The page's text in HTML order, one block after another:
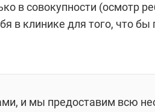
в совокупности (осмотр
в клинике для того, что
и мы предоставим всю